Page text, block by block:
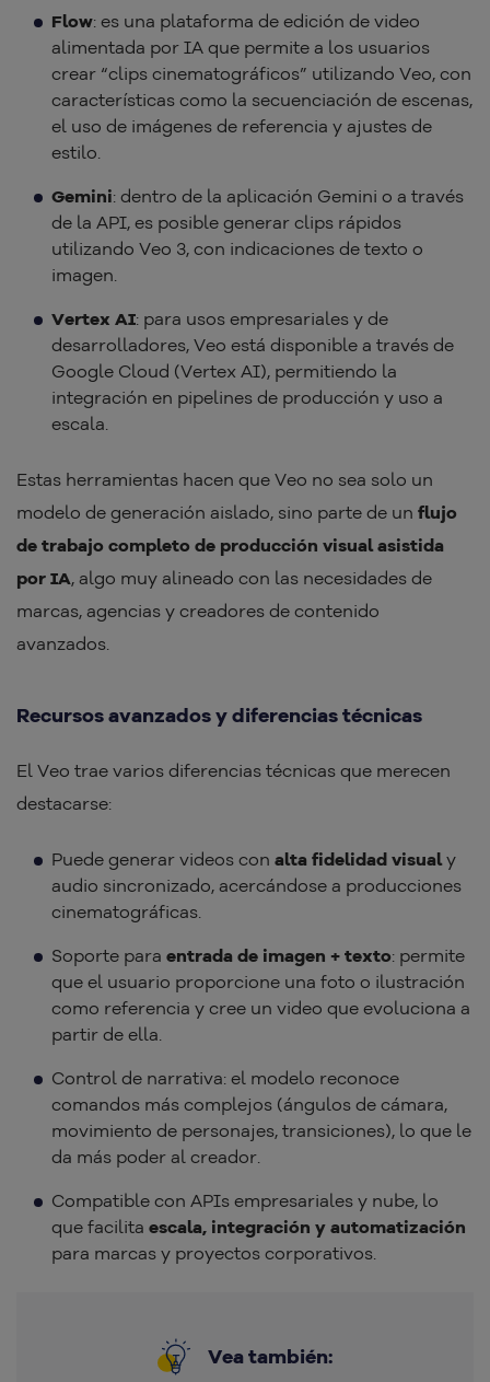
Flow: es una plataforma de edición de video
alimentada por IA que permite a los usuarios
crear “clips cinematográficos” utilizando Veo, con
características como la secuenciación de escenas,
el uso de imágenes de referencia y ajustes de
estilo.
Gemini: dentro de la aplicación Gemini o a través
de la API, es posible generar clips rápidos
utilizando Veo 3, con indicaciones de texto o
imagen.
Vertex AI: para usos empresariales y de
desarrolladores, Veo está disponible a través de
Google Cloud (Vertex AI), permitiendo la
integración en pipelines de producción y uso a
escala.
Estas herramientas hacen que Veo no sea solo un
modelo de generación aislado, sino parte de un flujo
de trabajo completo de producción visual asistida
por IA, algo muy alineado con las necesidades de
marcas, agencias y creadores de contenido
avanzados.
Recursos avanzados y diferencias técnicas
El Veo trae varios diferencias técnicas que merecen
destacarse:
Puede generar videos con alta fidelidad visualy
audio sincronizado, acercándose a producciones
cinematográficas.
Soporte para entrada de imagen + texto: permite
que el usuario proporcione una foto o ilustración
como referencia y cree un video que evoluciona a
partir de ella.
Control de narrativa: el modelo reconoce
comandos más complejos (ángulos de cámara,
movimiento de personajes, transiciones), lo que le
da más poder al creador.
Compatible con APIs empresariales y nube, lo
que facilita escala, integración y automatización
para marcas y proyectos corporativos.
Vea también: